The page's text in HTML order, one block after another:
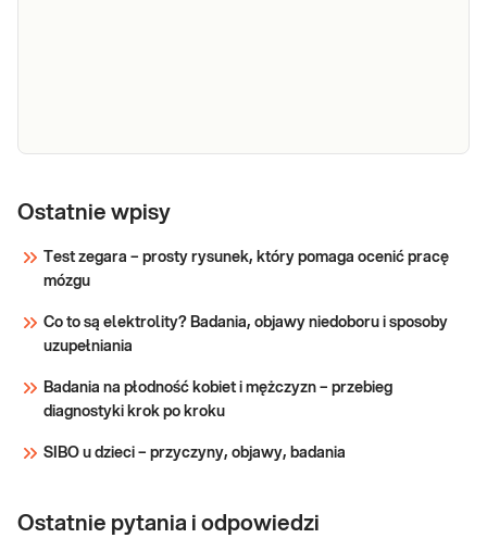
fit &
maximum
W celu kompleksowej oceny stanu zdrowia, w
tym sprawności tkanki tłuszczowej, metabolizmu
fizycznie jak i planujących zwię
Sprawdź
Ostatnie wpisy
Test zegara – prosty rysunek, który pomaga ocenić pracę
mózgu
Co to są elektrolity? Badania, objawy niedoboru i sposoby
uzupełniania
Badania na płodność kobiet i mężczyzn – przebieg
diagnostyki krok po kroku
SIBO u dzieci – przyczyny, objawy, badania
Ostatnie pytania i odpowiedzi